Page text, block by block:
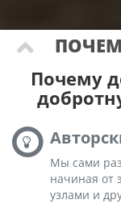
Почему
Мы сами
начиная от
узлами и